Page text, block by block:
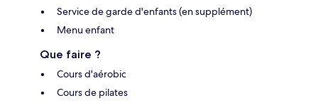
Service de garde d'enfants (en supplément)
Menu enfant
Que faire ?
Cours d'aérobic
Cours de pilates